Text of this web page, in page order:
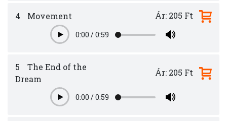
4 Movement
Play0:00 /0:59
Ár: 205 Ft
5
The End of the
Dream
Play0:00 /0:59
Ár: 205 Ft